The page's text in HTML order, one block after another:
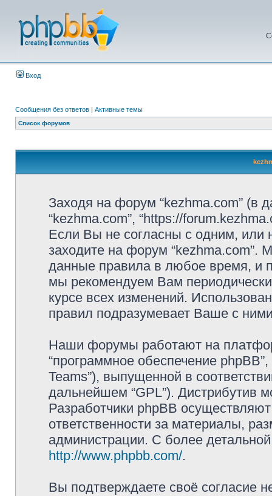
Вход
Сообщения без ответов | Активные темы
Список форумов
Заходя на форум “kezhma.com”
“kezhma.com”, “https://
Если Вы не согласны с одним, или
заходите на форум “kezhma.com”.
данные правила в любое время, и
мы рекомендуем Вам
курсе всех изменений.
правил подразумевает Ваше с
Наши форумы работают на
“программное обеспечение
Teams”), выпущенной в
дальнейшем “GPL”). Дистрибутив
Разработчики phpBB
ответственности за материалы,
администрации. С более
http://www.phpbb.com/.
Вы подтверждаете своё согласие